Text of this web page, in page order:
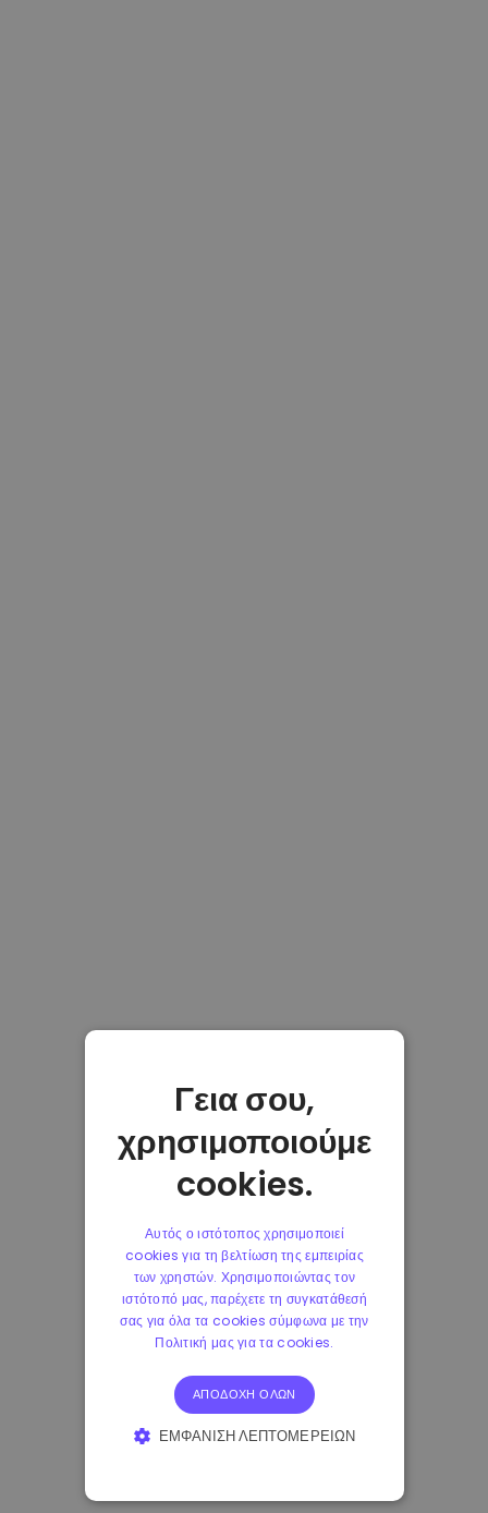
Γεια σου,
χρησιμοποιούμε
cookies.
Αυτός ο ιστότοπος χρησιμοποιεί
cookies για τη βελτίωση της εμπειρίας
των χρηστών. Χρησιμοποιώντας τον
ιστότοπό μας, παρέχετε τη συγκατάθεσή
σας για όλα τα cookies σύμφωνα με την
Πολιτική μας για τα cookies.
ΑΠΟΔΟΧΉ ΌΛΩΝ
ΕΜΦΆΝΙΣΗ ΛΕΠΤΟΜΕΡΕΙΏΝ